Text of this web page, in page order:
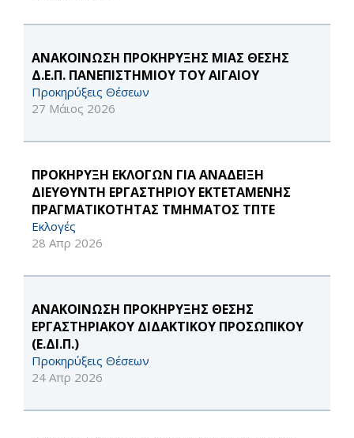
ΑΝΑΚΟΙΝΩΣΗ ΠΡΟΚΗΡΥΞΗΣ ΜΙΑΣ ΘΕΣΗΣ
Δ.Ε.Π. ΠΑΝΕΠΙΣΤΗΜΙΟΥ ΤΟΥ ΑΙΓΑΙΟΥ
Προκηρύξεις Θέσεων
27 Μάιος 2026
ΠΡΟΚΗΡΥΞΗ ΕΚΛΟΓΩΝ ΓΙΑ ΑΝΑΔΕΙΞΗ
ΔΙΕΥΘΥΝΤΗ ΕΡΓΑΣΤΗΡΙΟΥ ΕΚΤΕΤΑΜΕΝΗΣ
ΠΡΑΓΜΑΤΙΚΟΤΗΤΑΣ ΤΜΗΜΑTOΣ ΤΠΤΕ
Εκλογές
28 Απρ 2026
ΑΝΑΚΟΙΝΩΣΗ ΠΡΟΚΗΡΥΞΗΣ ΘΕΣΗΣ
ΕΡΓΑΣΤΗΡΙΑΚΟΥ ΔΙΔΑΚΤΙΚΟΥ ΠΡΟΣΩΠΙΚΟΥ
(Ε.ΔΙ.Π.)
Προκηρύξεις Θέσεων
24 Απρ 2026